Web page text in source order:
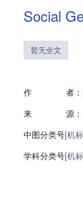
Social
暂无全文
作 者：
来
源：
中图分类号[机
学科分类号[机